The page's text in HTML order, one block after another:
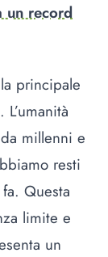
un record
principale
millenni e
resti
Questa
limite e
un